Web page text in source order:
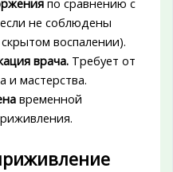
не соблюдены
воспалении).
врача.Требует от
и мастерства.
временной